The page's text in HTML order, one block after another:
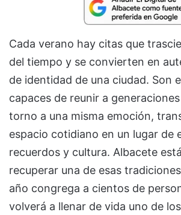
Cada verano hay citas que
del tiempo y se convierten en
de identidad de una ciudad. Son
capaces de reunir a
torno a una misma emoción,
espacio cotidiano en un lugar de
recuerdos y cultura. Albacete
recuperar una de esas
año congrega a cientos de
volverá a llenar de vida uno de